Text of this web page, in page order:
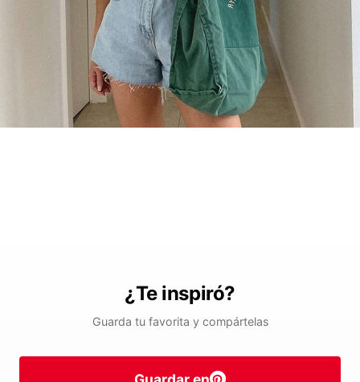
¿Te inspiró?
Guarda tu favorita y compártelas